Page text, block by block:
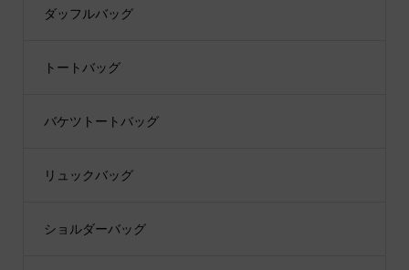
ダッフルバッグ
トートバッグ
バケツトートバッグ
リュックバッグ
ショルダーバッグ